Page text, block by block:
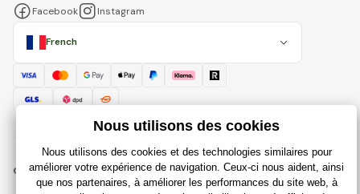
French
Facebook Instagram
© 2018 - 2026 Rajdujouet.fr, Tous droits réservés